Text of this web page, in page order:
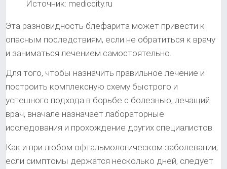
Источник: mediccity.ru
Эта разновидность блефарита может привести к
опасным последствиям, если не обратиться к врачу
и заниматься лечением самостоятельно.
Для того, чтобы назначить правильное лечение и
построить комплексную схему быстрого и
успешного подхода в борьбе с болезнью, лечащий
врач, вначале назначает лабораторные
исследования и прохождение других специалистов.
Как и при любом офтальмологическом заболевании,
если симптомы держатся несколько дней, следует